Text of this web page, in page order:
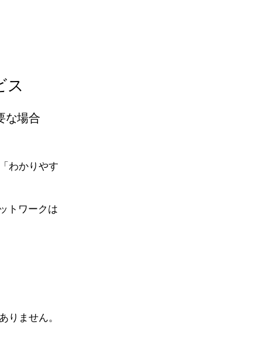
ス
な場合
わかりやす
トワークは
りません。